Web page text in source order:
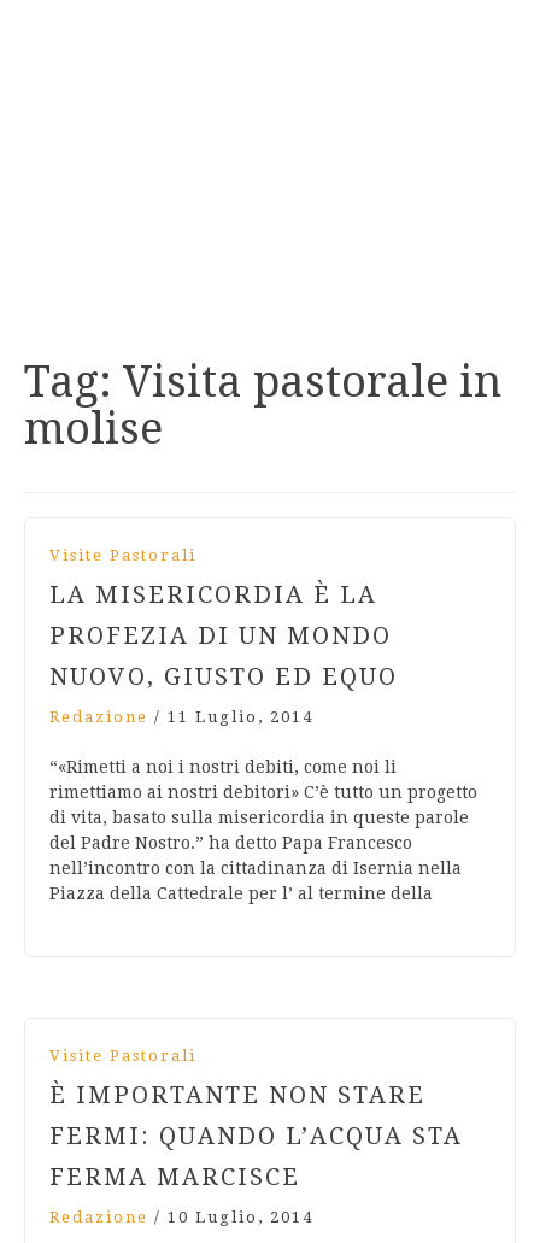
Tag: Visita pastorale in
molise
Visite Pastorali
LA MISERICORDIA È LA
PROFEZIA DI UN MONDO
NUOVO, GIUSTO ED EQUO
Redazione / 11 Luglio, 2014
“«Rimetti a noi i nostri debiti, come noi li
rimettiamo ai nostri debitori» C’è tutto un progetto
di vita, basato sulla misericordia in queste parole
del Padre Nostro.” ha detto Papa Francesco
nell’incontro con la cittadinanza di Isernia nella
Piazza della Cattedrale per l’ al termine della
Visite Pastorali
È IMPORTANTE NON STARE
FERMI: QUANDO L’ACQUA STA
FERMA MARCISCE
Redazione / 10 Luglio, 2014